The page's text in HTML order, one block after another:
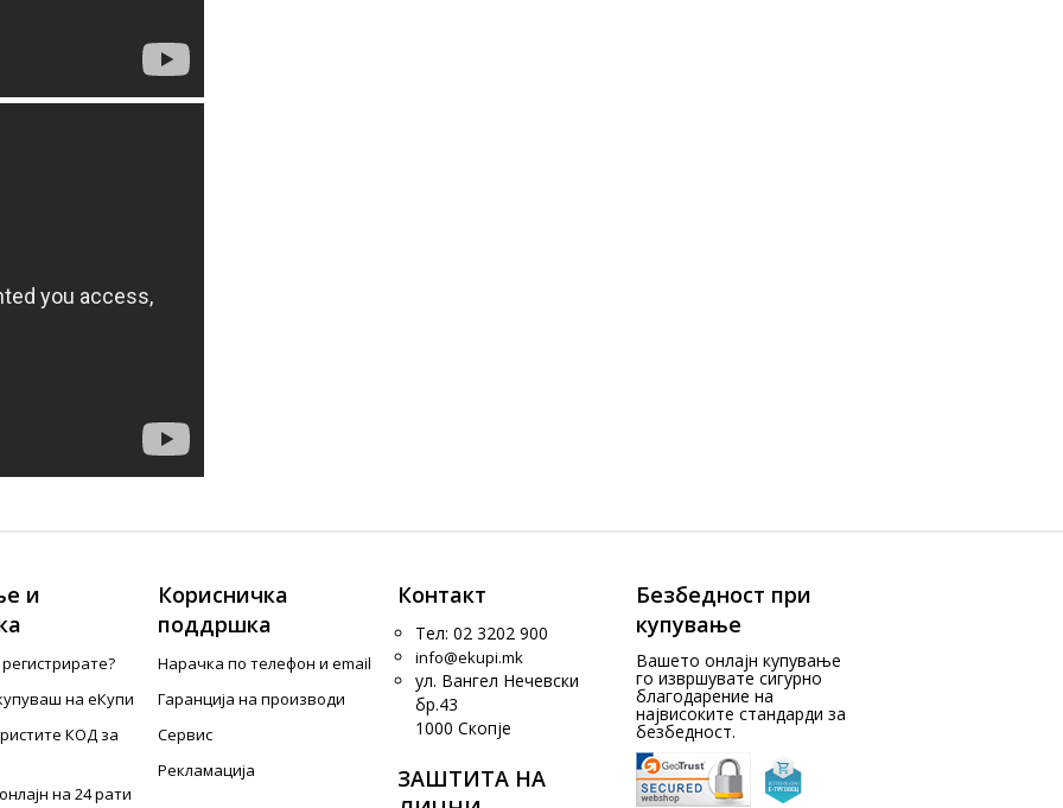
и
на еКупи
КОД за
на 24 рати
Корисничка
поддршка
Нарачка по телефон и еmail
Гаранција на производи
Сервис
Рекламација
Контакт
Тел: 02 3202 900
info@ekupi.mk
ул. Вангел Нечевски
бр.43
1000 Скопје
ЗАШТИТА НА
Безбедност при
купување
Вашето онлајн купување
го извршувате сигурно
благодарение на
највисоките стандарди за
безбедност.